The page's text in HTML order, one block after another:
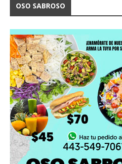
OSO SABROSO